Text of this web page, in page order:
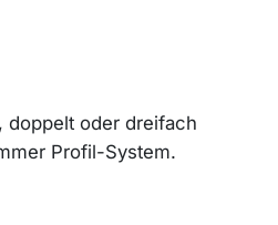
doppelt oder dreifach
Profil-System.